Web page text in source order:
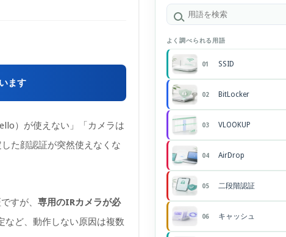
ます
）が使えない」「カメラは
た顔認証が突然使えなくな
すが、 専用のIRカメラが必
など、動作しない原因は複数
よく調べられる用語
01 SSID
02 BitLocker
03 VLOOKUP
04 AirDrop
05 二段階認証
06 キャッシュ